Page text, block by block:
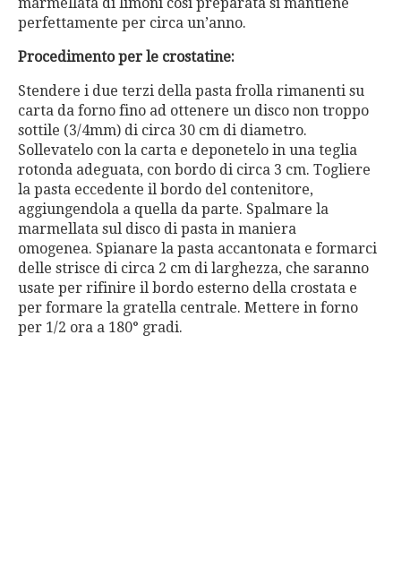
perfettamente per circa un’anno.
Procedimento per le crostatine:
Stendere i due terzi della pasta frolla rimanenti su
carta da forno fino ad ottenere un disco non troppo
sottile (3/4mm) di circa 30 cm di diametro.
Sollevatelo con la carta e deponetelo in una teglia
rotonda adeguata, con bordo di circa 3 cm. Togliere
la pasta eccedente il bordo del contenitore,
aggiungendola a quella da parte. Spalmare la
marmellata sul disco di pasta in maniera
omogenea. Spianare la pasta accantonata e formarci
delle strisce di circa 2 cm di larghezza, che saranno
usate per rifinire il bordo esterno della crostata e
per formare la gratella centrale. Mettere in forno
per 1/2 ora a 180° gradi.